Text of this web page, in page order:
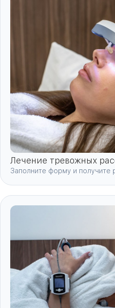
Лечение тревожных
Заполните форму и получите